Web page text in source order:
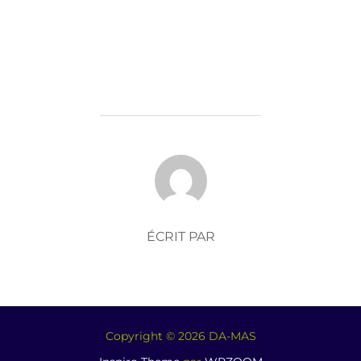
AUTEUR DE LA PUBLICATION
ÉCRIT PAR
Copyright © 2026 DA-MAS